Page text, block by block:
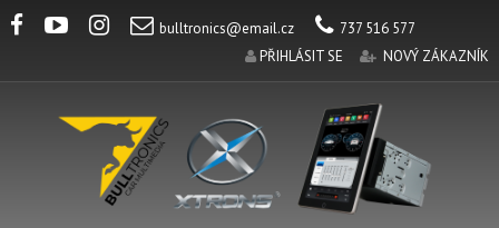
bulltronics@email.cz
737 516 577
PŘIHLÁSIT SE
NOVÝ ZÁKAZNÍK